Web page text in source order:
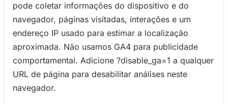
pode coletar informações do dispositivo e do
navegador, páginas visitadas, interações e um
endereço IP usado para estimar a localização
aproximada. Não usamos GA4 para publicidade
comportamental. Adicione ?disable_ga=1 a qualquer
URL de página para desabilitar análises neste
navegador.